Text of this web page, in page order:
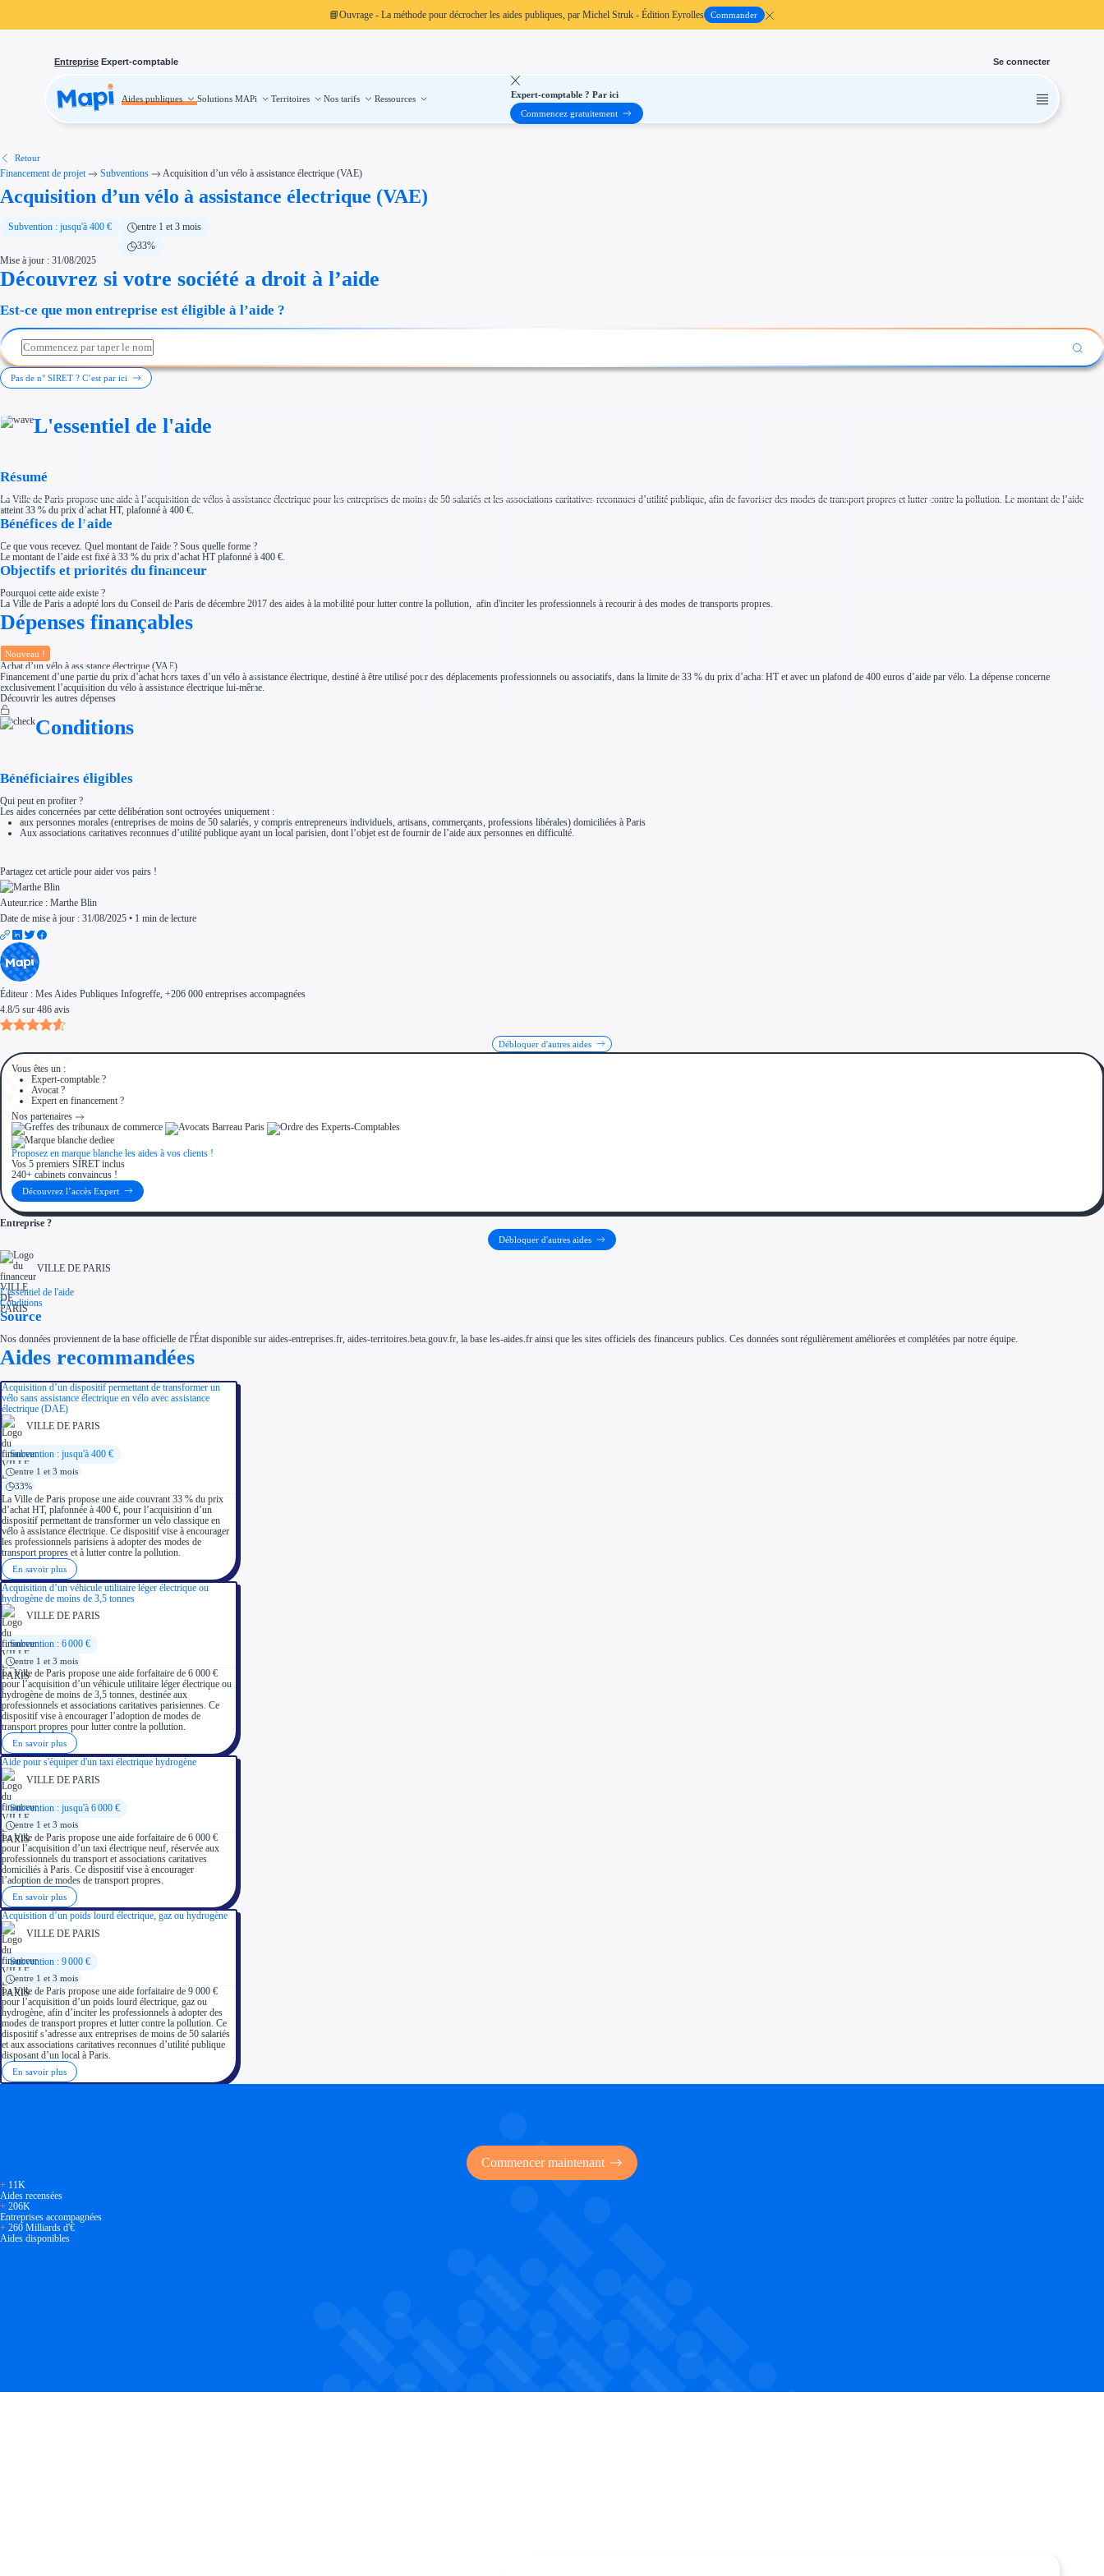
📘Ouvrage - La méthode pour décrocher les aides publiques, par Michel Struk - Édition Eyrolles Commander
Entreprise Expert-comptable Se connecter
Aides publiques Solutions MAPi Territoires Nos tarifs Ressources
Aides publiques
Investissement
Thématiques
Transition écologique
Développement international
Économies d'énergie et d'eau
Cession d'entreprise
Entreprise en difficulté
Type de financements
Aides sans remboursement
Subventions
Investir dans une entreprise
Aides Urssaf
Prêts publics
Par financeur
Aides par organisme financeur
Tous les financeurs
Solutions MAPi
Simulateur d'éligibilité
Ouvrage
Territoires
Régions de A à H
Aides Région Bretagne
Aides Région Centre-Val de Loire
Aides Région Corse
Aides Région Grand-Est
Aides Région Guadeloupe
Aides Région Guyane
Aides Région Martinique
Couvertures
Recherche autonome
Nos partenaires
Contactez-nous
Expert-comptable ? Par ici
Commencez gratuitement
Retour
Financement de projet Subventions Acquisition d’un vélo à assistance électrique (VAE)
Acquisition d’un vélo à assistance électrique (VAE)
Subvention : jusqu'à 400 €
entre 1 et 3 mois
33%
Mise à jour : 31/08/2025
Découvrez si votre société a droit à l’aide
Est-ce que mon entreprise est éligible à l’aide ?
Pas de n° SIRET ? C’est par ici
L'essentiel de l'aide
Résumé
La Ville de Paris propose une aide à l’acquisition de vélos à assistance électrique pour les entreprises de moins de 50 salariés et les associations caritatives reconnues d’utilité publique, afin de favoriser des modes de transport propres et lutter contre la pollution. Le montant de l’aide
atteint 33 % du prix d’achat HT, plafonné à 400 €.
Bénéfices de l’aide
Ce que vous recevez. Quel montant de l'aide ? Sous quelle forme ?
Le montant de l’aide est fixé à 33 % du prix d’achat HT plafonné à 400 €.
Objectifs et priorités du financeur
Pourquoi cette aide existe ?
La Ville de Paris a adopté lors du Conseil de Paris de décembre 2017 des aides à la mobilité pour lutter contre la pollution, afin d'inciter les professionnels à recourir à des modes de transports propres.
Dépenses finançables
Nouveau !
Achat d’un vélo à assistance électrique (VAE)
Financement d’une partie du prix d’achat hors taxes d’un vélo à assistance électrique, destiné à être utilisé pour des déplacements professionnels ou associatifs, dans la limite de 33 % du prix d’achat HT et avec un plafond de 400 euros d’aide par vélo. La dépense concerne
exclusivement l’acquisition du vélo à assistance électrique lui-même.
Découvrir les autres dépenses
Conditions
Bénéficiaires éligibles
Qui peut en profiter ?
Les aides concernées par cette délibération sont octroyées uniquement :
aux personnes morales (entreprises de moins de 50 salariés, y compris entrepreneurs individuels, artisans, commerçants, professions libérales) domiciliées à Paris
Aux associations caritatives reconnues d’utilité publique ayant un local parisien, dont l’objet est de fournir de l’aide aux personnes en difficulté.
Partagez cet article pour aider vos pairs !
Auteur.rice : Marthe Blin
Date de mise à jour : 31/08/2025 • 1 min de lecture
Éditeur : Mes Aides Publiques Infogreffe , +206 000 entreprises accompagnées
4.8/5 sur 486 avis
Débloquer d'autres aides
Vous êtes un :
Expert-comptable ?
Avocat ?
Expert en financement ?
Nos partenaires
Proposez en marque blanche les aides à vos clients !
Vos 5 premiers SIRET inclus
240+ cabinets convaincus !
Découvrez l’accès Expert
Entreprise ?
Débloquer d'autres aides
VILLE DE PARIS
L'essentiel de l'aide
Conditions
Source
Nos données proviennent de la base officielle de l'État disponible sur aides-entreprises.fr, aides-territoires.beta.gouv.fr, la base les-aides.fr ainsi que les sites officiels des financeurs publics. Ces données sont régulièrement améliorées et complétées par notre équipe.
Aides recommandées
Acquisition d’un dispositif permettant de transformer un
vélo sans assistance électrique en vélo avec assistance
électrique (DAE)
VILLE DE PARIS
Subvention : jusqu'à 400 €
entre 1 et 3 mois
33%
La Ville de Paris propose une aide couvrant 33 % du prix
d’achat HT, plafonnée à 400 €, pour l’acquisition d’un
dispositif permettant de transformer un vélo classique en
vélo à assistance électrique. Ce dispositif vise à encourager
les professionnels parisiens à adopter des modes de
transport propres et à lutter contre la pollution.
En savoir plus
Acquisition d’un véhicule utilitaire léger électrique ou
hydrogène de moins de 3,5 tonnes
VILLE DE PARIS
Subvention : 6 000 €
entre 1 et 3 mois
La Ville de Paris propose une aide forfaitaire de 6 000 €
pour l’acquisition d’un véhicule utilitaire léger électrique ou
hydrogène de moins de 3,5 tonnes, destinée aux
professionnels et associations caritatives parisiennes. Ce
dispositif vise à encourager l’adoption de modes de
transport propres pour lutter contre la pollution.
En savoir plus
Aide pour s'équiper d'un taxi électrique hydrogène
VILLE DE PARIS
Subvention : jusqu'à 6 000 €
entre 1 et 3 mois
La Ville de Paris propose une aide forfaitaire de 6 000 €
pour l’acquisition d’un taxi électrique neuf, réservée aux
professionnels du transport et associations caritatives
domiciliés à Paris. Ce dispositif vise à encourager
l’adoption de modes de transport propres.
En savoir plus
Acquisition d’un poids lourd électrique, gaz ou hydrogène
VILLE DE PARIS
Subvention : 9 000 €
entre 1 et 3 mois
La Ville de Paris propose une aide forfaitaire de 9 000 €
pour l’acquisition d’un poids lourd électrique, gaz ou
hydrogène, afin d’inciter les professionnels à adopter des
modes de transport propres et lutter contre la pollution. Ce
dispositif s’adresse aux entreprises de moins de 50 salariés
et aux associations caritatives reconnues d’utilité publique
disposant d’un local à Paris.
En savoir plus
Commencer maintenant
+ 11K
Aides recensées
+ 206K
Entreprises accompagnées
+ 260 Milliards d'€
Aides disponibles